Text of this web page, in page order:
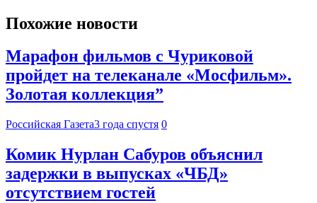
Похожие новости
Марафон фильмов с Чуриковой
пройдет на телеканале «Мосфильм».
Золотая коллекция”
Российская Газета3 года спустя 0
Комик Нурлан Сабуров объяснил
задержки в выпусках «ЧБД»
отсутствием гостей